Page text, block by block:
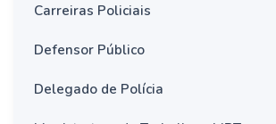
Carreiras Policiais
Defensor Público
Delegado de Polícia